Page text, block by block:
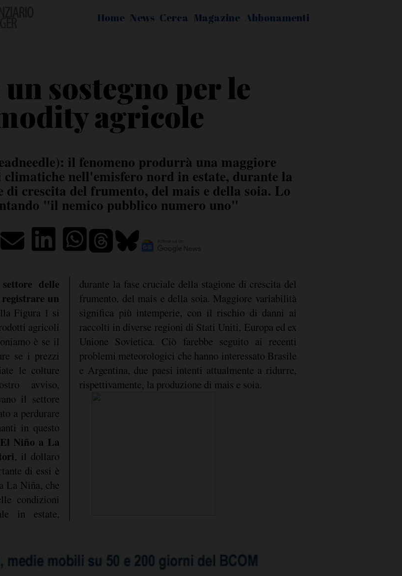
Home News Cerca Magazine Abbonamenti
sostegno per le
agricole
il fenomeno produrrà una maggiore
nell'emisfero nord in estate, durante la
di crescita del frumento, del mais e della soia. Lo
"il nemico pubblico numero uno"
delle
un
Figura 1 si
agricoli
è se il
se i prezzi
le colture
avviso,
il settore
a perdurare
in questo
El Niño a La
, il dollaro
di essi è
La Niña, che
condizioni
in estate,
durante la fase cruciale della stagione di crescita del
frumento, del mais e della soia. Maggiore variabilità
significa più intemperie, con il rischio di danni ai
raccolti in diverse regioni di Stati Uniti, Europa ed ex
Unione Sovietica. Ciò farebbe seguito ai recenti
problemi meteorologici che hanno interessato Brasile
e Argentina, due paesi intenti attualmente a ridurre,
rispettivamente, la produzione di mais e soia.